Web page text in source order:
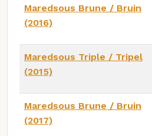
Maredsous Brune / Bruin
(2016)
Maredsous Triple / Tripel
(2015)
Maredsous Brune / Bruin
(2017)